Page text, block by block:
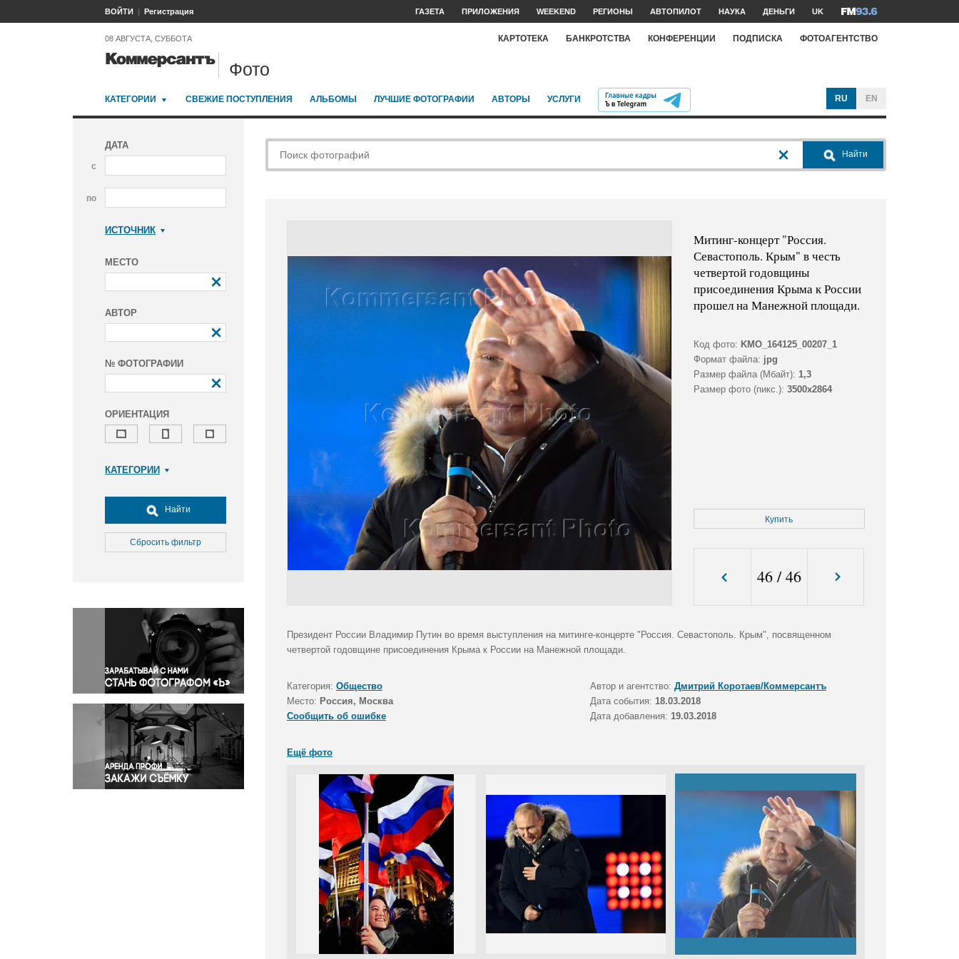
ВОЙТИ Регистрация ГАЗЕТА ПРИЛОЖЕНИЯ WEEKEND РЕГИОНЫ АВТОПИЛОТ НАУКА ДЕНЬГИ UK
08 АВГУСТА, СУББОТА КАРТОТЕКА БАНКРОТСТВА КОНФЕРЕНЦИИ ПОДПИСКА ФОТОАГЕНТСТВО
Фото
КАТЕГОРИИ СВЕЖИЕ ПОСТУПЛЕНИЯ АЛЬБОМЫ ЛУЧШИЕ ФОТОГРАФИИ АВТОРЫ УСЛУГИ RU EN
ДАТА
с
по
ИСТОЧНИК
МЕСТО
АВТОР
№ ФОТОГРАФИИ
ОРИЕНТАЦИЯ
КАТЕГОРИИ
Досуг, туризм и отдых
Культура
Медицина
Окружающая среда
Политика
Правосудие
Происшествия и конфликты
Религия
Светская жизнь
Спорт
Экология
Экономика и бизнес
Найти
Сбросить фильтр
Найти
Митинг-концерт "Россия.
Севастополь. Крым" в честь
четвертой годовщины
присоединения Крыма к России
прошел на Манежной площади.
Код фото: KMO_164125_00207_1
Формат файла: jpg
Размер файла (Мбайт): 1,3
Размер фото (пикс.): 3500x2864
Купить
46/46
Президент России Владимир Путин во время выступления на митинге-концерте "Россия. Севастополь. Крым", посвященном
четвертой годовщине присоединения Крыма к России на Манежной площади.
Категория: Общество Автор и агентство: Дмитрий Коротаев/Коммерсантъ
Место: Россия, Москва Дата события: 18.03.2018
Сообщить об ошибке
Дата добавления: 19.03.2018
Ещё фото